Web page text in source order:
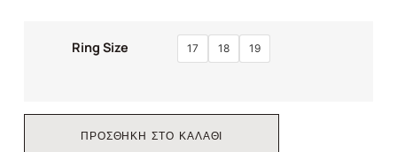
Ring Size 17 18 19
ΠΡΟΣΘΗΚΗ ΣΤΟ ΚΑΛΑΘΙ